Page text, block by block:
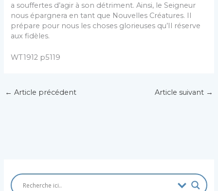
a souffertes d’agir à son détriment. Ainsi, le Seigneur
nous épargnera en tant que Nouvelles Créatures. Il
prépare pour nous les choses glorieuses qu’Il réserve
aux fidèles.
WT1912 p5119
← Article précédent Article suivant →